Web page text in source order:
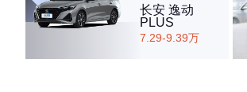
长安 逸动
PLUS
7.29-9.39万